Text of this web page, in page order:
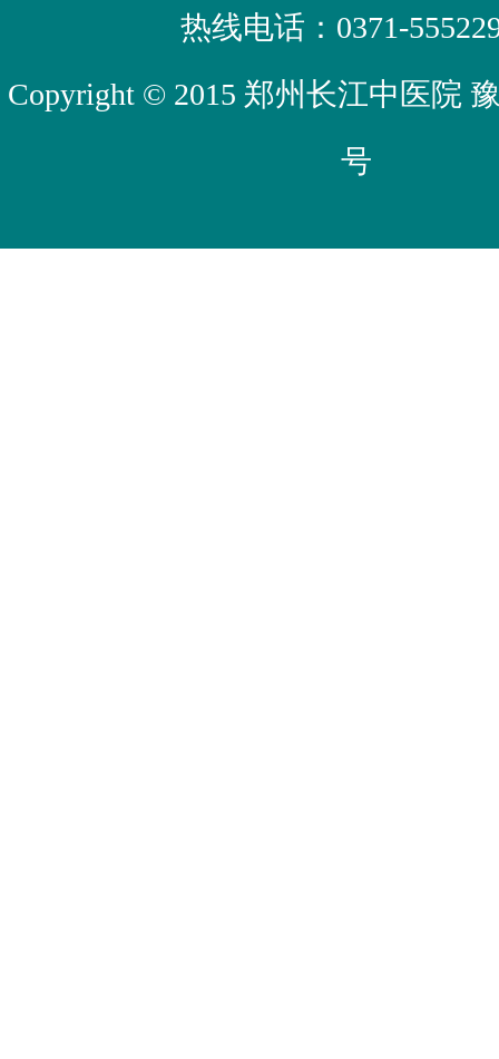
热线电话： 0371-
Copyright © 2015 郑州长江中医院豫
号